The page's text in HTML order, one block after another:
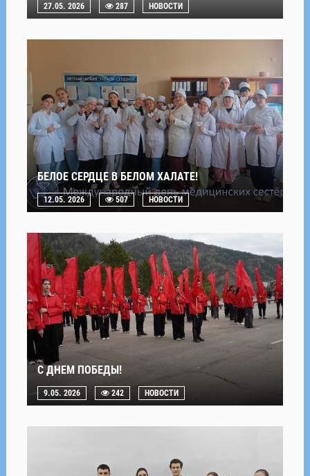
27.05. 2026 287 НОВОСТИ
БЕЛОЕ СЕРДЦЕ В БЕЛОМ ХАЛАТЕ!
12.05. 2026 507 НОВОСТИ
С ДНЕМ ПОБЕДЫ!
9.05. 2026 242 НОВОСТИ